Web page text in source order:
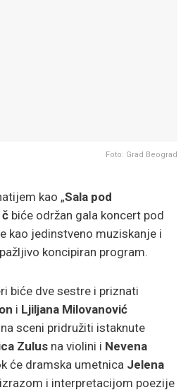
Foto: Grad Beograd
kao „Sala pod
č biće održan gala koncert pod
kao jedinstveno muziskanje i
koncipiran program.
biće dve sestre i priznati
i Ljiljana Milovanović
sceni pridružiti istaknute
Zulus na violini i Nevena
će dramska umetnica Jelena
i interpretacijom poezije